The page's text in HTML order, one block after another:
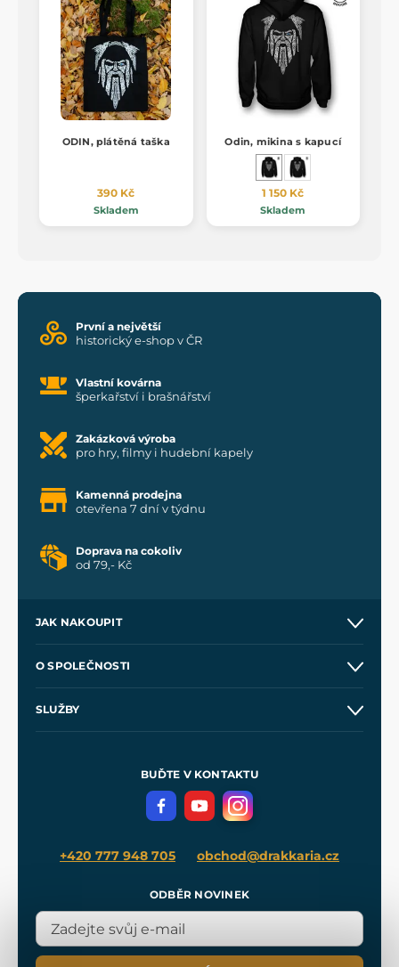
ODIN, plátěná taška
390 Kč
Skladem
Odin, mikina s kapucí
1 150 Kč
Skladem
První a největší
historický e-shop v ČR
Vlastní kovárna
šperkařství i brašnářství
Zakázková výroba
pro hry, filmy i hudební kapely
Kamenná prodejna
otevřena 7 dní v týdnu
Doprava na cokoliv
od 79,- Kč
JAK NAKOUPIT
Velkoobchod
O SPOLEČNOSTI
SLUŽBY
Meče pro Kingdom Come
BUĎTE V KONTAKTU
+420 777 948 705 obchod@drakkaria.cz
ODBĚR NOVINEK